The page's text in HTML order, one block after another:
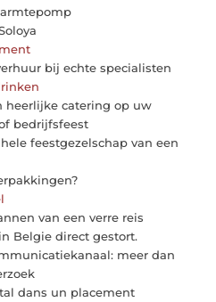
bij echte specialisten
heerlijke catering op uw
bedrijfsfeest
feestgezelschap van een
van een verre reis
Belgie direct gestort.
meer dan
dans un placement